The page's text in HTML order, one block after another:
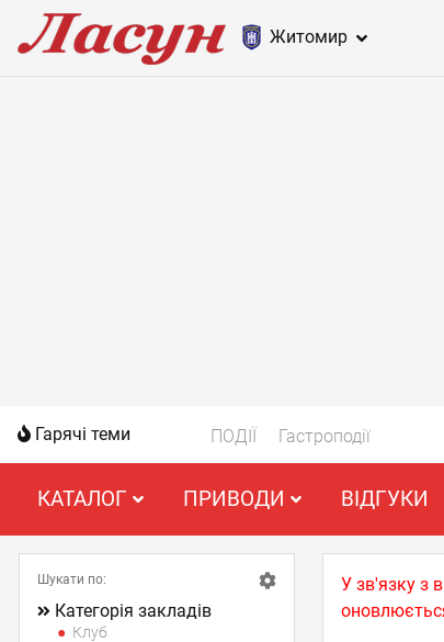
Житомир
Гарячі теми ПОДІЇ Гастроподії
КАТАЛОГ ПРИВОДИ ВІДГУКИ
У зв'язку з
Шукати по:
Категорія закладів
Клуб